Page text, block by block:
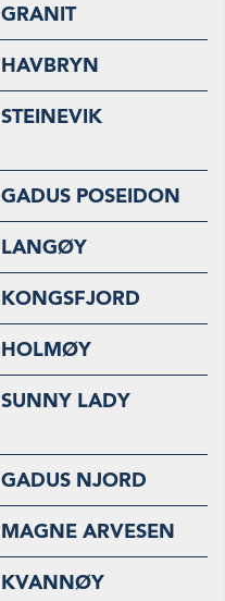
GRANIT
HAVBRYN
STEINEVIK
GADUS POSEIDON
LANGØY
KONGSFJORD
HOLMØY
SUNNY LADY
GADUS NJORD
MAGNE ARVESEN
KVANNØY